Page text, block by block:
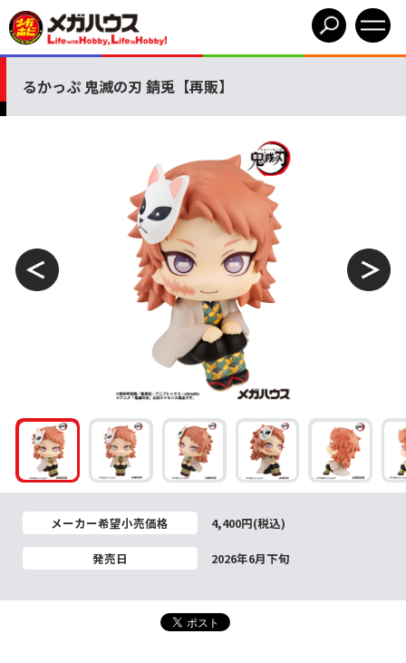
るかっぷ 鬼滅の刃 錆兎【再販】
メーカー希望小売価格 4,400円(税込)
発売日 2026年6月下旬